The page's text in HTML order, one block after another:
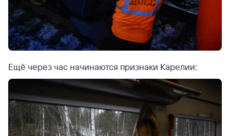
Ещё через час начинаются признаки Карелии: